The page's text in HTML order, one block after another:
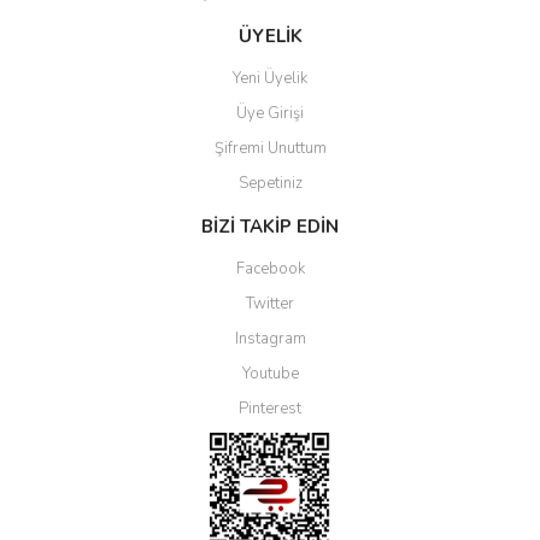
ÜYELİK
Yeni Üyelik
Üye Girişi
Şifremi Unuttum
Sepetiniz
BİZİ TAKİP EDİN
Facebook
Twitter
Instagram
Youtube
Pinterest